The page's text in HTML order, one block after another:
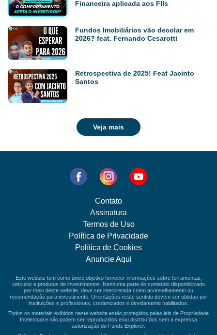
Financeira aplicada aos FIIs
Fundos Imobiliários vão decolar em
2026? feat. Fernando Cesarotti
Retrospectiva de 2025! Feat Jacinto
Santos
Veja mais
Contato
Assinatura
Termos de Uso
Política de Privacidade
Política de Cookies
Anuncie Aqui
Este website tem como único objetivo fornecer informações sobre ferramentas,
veículos e produtos de investimentos. Nenhuma parte do conteúdo disponibilizado
por meio deste website, deve ser interpretada como aconselhamento ou
recomendação para investimento. Orientações neste sentido devem ser obtidas por
instituições e profissionais, credenciados e devidamente habilitados.
Todos os materiais exibidos neste website estão protegidos pelas leis de Propriedade
Intelectual e não podem ser reproduzidos e/ou distribuídos sem a expressa
autorização do Funds Explorer.